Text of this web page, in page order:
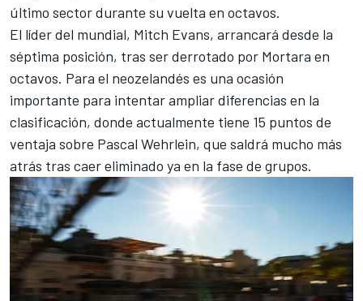
último sector durante su vuelta en octavos.
El líder del mundial, Mitch Evans, arrancará desde la
séptima posición, tras ser derrotado por Mortara en
octavos. Para el neozelandés es una ocasión
importante para intentar ampliar diferencias en la
clasificación, donde actualmente tiene 15 puntos de
ventaja sobre Pascal Wehrlein, que saldrá mucho más
atrás tras caer eliminado ya en la fase de grupos.